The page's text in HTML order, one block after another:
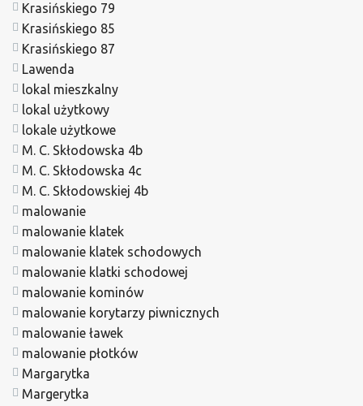
Krasińskiego 79
Krasińskiego 85
Krasińskiego 87
Lawenda
lokal mieszkalny
lokal użytkowy
lokale użytkowe
M. C. Skłodowska 4b
M. C. Skłodowska 4c
M. C. Skłodowskiej 4b
malowanie
malowanie klatek
malowanie klatek schodowych
malowanie klatki schodowej
malowanie kominów
malowanie korytarzy piwnicznych
malowanie ławek
malowanie płotków
Margarytka
Margerytka